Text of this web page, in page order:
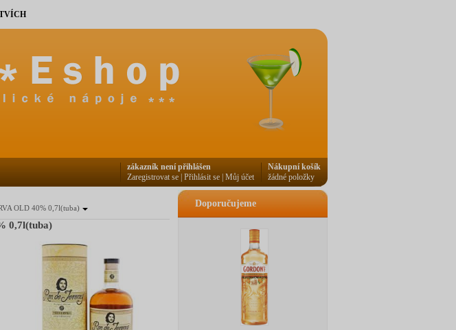
OLD 40% 0,7l(tuba)
0,7l(tuba)
Doporučujeme
Nákupní košík
žádné položky
zákazník není přihlášen
Zaregistrovat se Přihlásit se Můj účet